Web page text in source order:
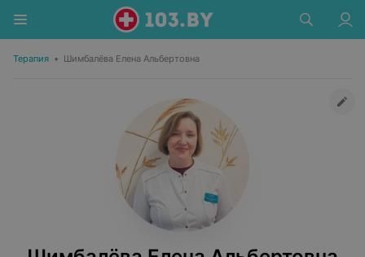
Терапия • Шимбалёва Елена Альбертовна